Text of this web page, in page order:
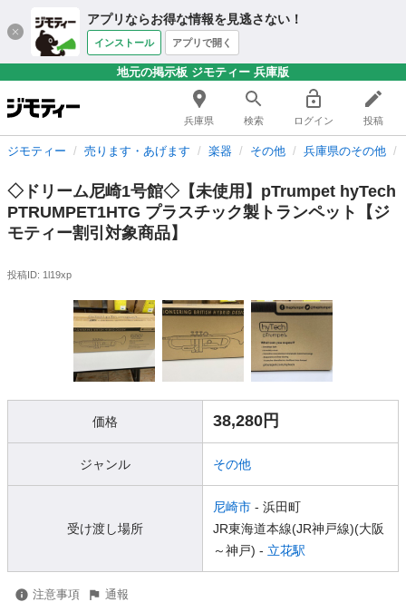
アプリならお得な情報を見逃さない！
インストール アプリで開く
地元の掲示板 ジモティー 兵庫版
兵庫県 検索 ログイン 投稿
ジモティー 売ります・あげます 楽器 その他 兵庫県のその他
◇ドリーム尼崎1号館◇【未使用】pTrumpet hyTech
PTRUMPET1HTG プラスチック製トランペット【ジ
モティー割引対象商品】
投稿ID: 1l19xp
価格 38,280円
ジャンル その他
受け渡し場所
尼崎市 - 浜田町
JR東海道本線(JR神戸線)(大阪
～神戸) - 立花駅
注意事項 通報